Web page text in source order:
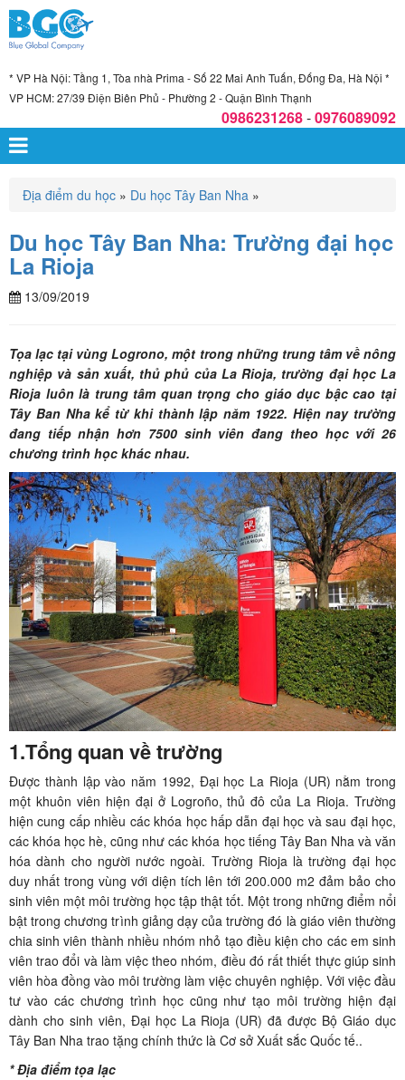
* VP Hà Nội: Tầng 1, Tòa nhà Prima - Số 22 Mai Anh Tuấn, Đống Đa, Hà Nội *
VP HCM: 27/39 Điện Biên Phủ - Phường 2 - Quận Bình Thạnh
0986231268-0976089092
Địa điểm du học » Du học Tây Ban Nha »
Du học Tây Ban Nha: Trường đại học
La Rioja
13/09/2019
Tọa lạc tại vùng Logrono, một trong những trung tâm về nông
nghiệp và sản xuất, thủ phủ của La Rioja, trường đại học La
Rioja luôn là trung tâm quan trọng cho giáo dục bậc cao tại
Tây Ban Nha kể từ khi thành lập năm 1922. Hiện nay trường
đang tiếp nhận hơn 7500 sinh viên đang theo học với 26
chương trình học khác nhau.
1.Tổng quan về trường
Được thành lập vào năm 1992, Đại học La Rioja (UR) nằm trong
một khuôn viên hiện đại ở Logroño, thủ đô của La Rioja. Trường
hiện cung cấp nhiều các khóa học hấp dẫn đại học và sau đại học,
các khóa học hè, cũng như các khóa học tiếng Tây Ban Nha và văn
hóa dành cho người nước ngoài. Trường Rioja là trường đại học
duy nhất trong vùng với diện tích lên tới 200.000 m2 đảm bảo cho
sinh viên một môi trường học tập thật tốt. Một trong những điểm nổi
bật trong chương trình giảng dạy của trường đó là giáo viên thường
chia sinh viên thành nhiều nhóm nhỏ tạo điều kiện cho các em sinh
viên trao đổi và làm việc theo nhóm, điều đó rất thiết thực giúp sinh
viên hòa đồng vào môi trường làm việc chuyên nghiệp. Với việc đầu
tư vào các chương trình học cũng như tạo môi trường hiện đại
dành cho sinh viên, Đại học La Rioja (UR) đã được Bộ Giáo dục
Tây Ban Nha trao tặng chính thức là Cơ sở Xuất sắc Quốc tế..
* Địa điểm tọa lạc